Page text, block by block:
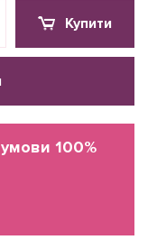
Купити
100%